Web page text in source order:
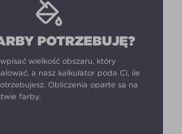
POTRZEBUJĘ?
wielkość obszaru, który
a nasz kalkulator poda Ci, ile
Obliczenia oparte są na
farby.